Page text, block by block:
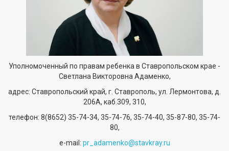
Уполномоченный по правам ребенка в Ставропольском крае -
Светлана Викторовна Адаменко,
адрес: Ставропольский край, г. Ставрополь, ул. Лермонтова, д.
206А, каб.309, 310,
телефон: 8(8652) 35-74-34, 35-74-76, 35-74-40, 35-87-80, 35-74-
80,
е-mail: pr_adamenko@stavkray.ru